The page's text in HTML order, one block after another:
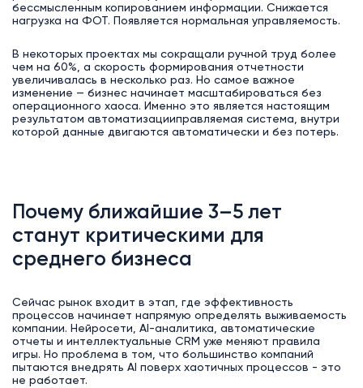
бессмысленным копированием информации. Снижается
нагрузка на ФОТ. Появляется нормальная управляемость.
В некоторых проектах мы сокращали ручной труд более
чем на 60%, а скорость формирования отчетности
увеличивалась в несколько раз. Но самое важное
изменение — бизнес начинает масштабироваться без
операционного хаоса. Именно это является настоящим
результатом автоматизацииправляемая система, внутри
которой данные двигаются автоматически и без потерь.
Почему ближайшие 3–5 лет
станут критическими для
среднего бизнеса
Сейчас рынок входит в этап, где эффективность
процессов начинает напрямую определять выживаемость
компании. Нейросети, AI-аналитика, автоматические
отчеты и интеллектуальные CRM уже меняют правила
игры. Но проблема в том, что большинство компаний
пытаются внедрять AI поверх хаотичных процессов - это
не работает.